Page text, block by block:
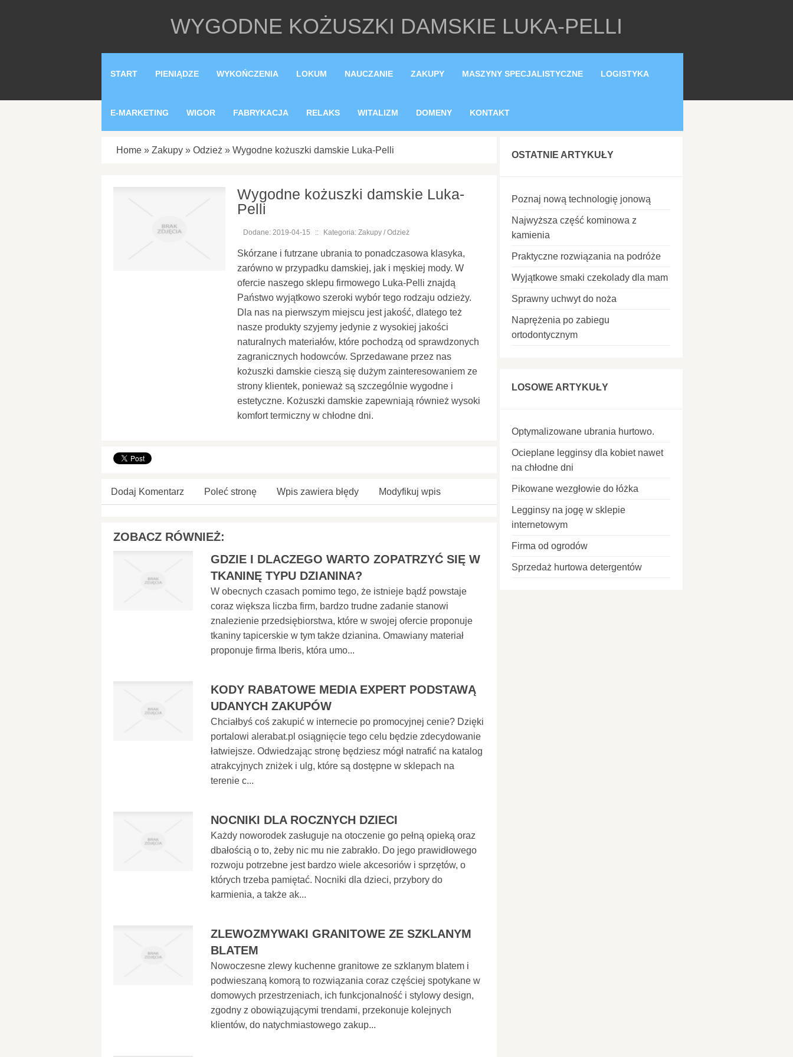
WYGODNE KOŻUSZKI DAMSKIE LUKA-PELLI
START PIENIĄDZE WYKOŃCZENIA LOKUM NAUCZANIE ZAKUPY MASZYNY SPECJALISTYCZNE LOGISTYKA
E-MARKETING WIGOR FABRYKACJA RELAKS WITALIZM DOMENY KONTAKT
Home » Zakupy » Odzież » Wygodne kożuszki damskie Luka-Pelli
Wygodne kożuszki damskie Luka-
Pelli
Dodane: 2019-04-15 :: Kategoria: Zakupy / Odzież
Skórzane i futrzane ubrania to ponadczasowa klasyka,
zarówno w przypadku damskiej, jak i męskiej mody. W
ofercie naszego sklepu firmowego Luka-Pelli znajdą
Państwo wyjątkowo szeroki wybór tego rodzaju odzieży.
Dla nas na pierwszym miejscu jest jakość, dlatego też
nasze produkty szyjemy jedynie z wysokiej jakości
naturalnych materiałów, które pochodzą od sprawdzonych
zagranicznych hodowców. Sprzedawane przez nas
kożuszki damskie cieszą się dużym zainteresowaniem ze
strony klientek, ponieważ są szczególnie wygodne i
estetyczne. Kożuszki damskie zapewniają również wysoki
komfort termiczny w chłodne dni.
Dodaj Komentarz Poleć stronę Wpis zawiera błędy Modyfikuj wpis
ZOBACZ RÓWNIEŻ:
GDZIE I DLACZEGO WARTO ZOPATRZYĆ SIĘ W
TKANINĘ TYPU DZIANINA?
W obecnych czasach pomimo tego, że istnieje bądź powstaje
coraz większa liczba firm, bardzo trudne zadanie stanowi
znalezienie przedsiębiorstwa, które w swojej ofercie proponuje
tkaniny tapicerskie w tym także dzianina. Omawiany materiał
proponuje firma Iberis, która umo...
KODY RABATOWE MEDIA EXPERT PODSTAWĄ
UDANYCH ZAKUPÓW
Chciałbyś coś zakupić w internecie po promocyjnej cenie? Dzięki
portalowi alerabat.pl osiągnięcie tego celu będzie zdecydowanie
łatwiejsze. Odwiedzając stronę będziesz mógł natrafić na katalog
atrakcyjnych zniżek i ulg, które są dostępne w sklepach na
terenie c...
NOCNIKI DLA ROCZNYCH DZIECI
Każdy noworodek zasługuje na otoczenie go pełną opieką oraz
dbałością o to, żeby nic mu nie zabrakło. Do jego prawidłowego
rozwoju potrzebne jest bardzo wiele akcesoriów i sprzętów, o
których trzeba pamiętać. Nocniki dla dzieci, przybory do
karmienia, a także ak...
ZLEWOZMYWAKI GRANITOWE ZE SZKLANYM
BLATEM
Nowoczesne zlewy kuchenne granitowe ze szklanym blatem i
podwieszaną komorą to rozwiązania coraz częściej spotykane w
domowych przestrzeniach, ich funkcjonalność i stylowy design,
zgodny z obowiązującymi trendami, przekonuje kolejnych
klientów, do natychmiastowego zakup...
OSTATNIE ARTYKUŁY
Poznaj nową technologię jonową
Najwyższa część kominowa z
kamienia
Praktyczne rozwiązania na podróże
Wyjątkowe smaki czekolady dla mam
Sprawny uchwyt do noża
Naprężenia po zabiegu
ortodontycznym
LOSOWE ARTYKUŁY
Optymalizowane ubrania hurtowo.
Ocieplane legginsy dla kobiet nawet
na chłodne dni
Pikowane wezgłowie do łóżka
Legginsy na jogę w sklepie
internetowym
Firma od ogrodów
Sprzedaż hurtowa detergentów